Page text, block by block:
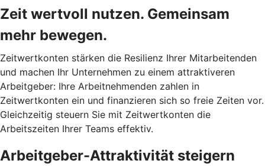
Zeit wertvoll nutzen. Gemeinsam
mehr bewegen.
Zeitwertkonten stärken die Resilienz Ihrer Mitarbeitenden
und machen Ihr Unternehmen zu einem attraktiveren
Arbeitgeber: Ihre Arbeitnehmenden zahlen in
Zeitwertkonten ein und finanzieren sich so freie Zeiten vor.
Gleichzeitig steuern Sie mit Zeitwertkonten die
Arbeitszeiten Ihrer Teams effektiv.
Arbeitgeber-Attraktivität steigern